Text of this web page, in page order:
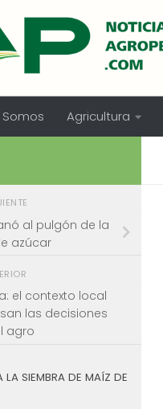
Agricultura
al pulgón de la
azúcar
el contexto local
las decisiones
agro
LA SIEMBRA DE MAÍZ DE